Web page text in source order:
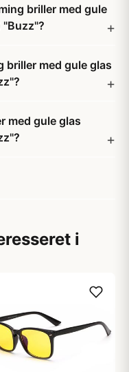
briller med gule
briller med gule glas
med gule glas
i